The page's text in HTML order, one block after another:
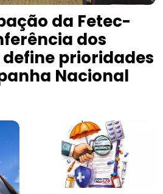
da Fetec-
dos
prioridades
Nacional